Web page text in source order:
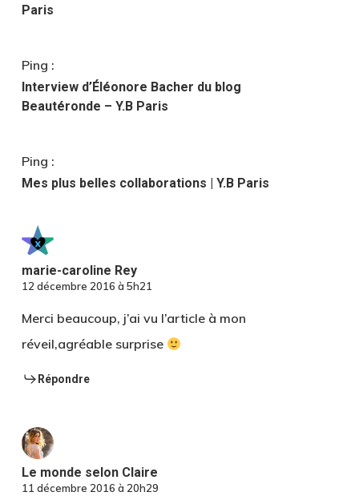
Paris
Ping :
Interview d’Éléonore Bacher du blog
Beautéronde – Y.B Paris
Ping :
Mes plus belles collaborations | Y.B Paris
marie-caroline Rey
12 décembre 2016 à 5h21
Merci beaucoup, j’ai vu l’article à mon
réveil,agréable surprise
Répondre
Le monde selon Claire
11 décembre 2016 à 20h29